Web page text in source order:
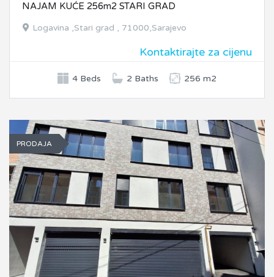
NAJAM KUĆE 256m2 STARI GRAD
Logavina ,Stari grad , 71000,Sarajevo
Kontaktirajte za cijenu
4 Beds 2 Baths 256 m2
PRODAJA